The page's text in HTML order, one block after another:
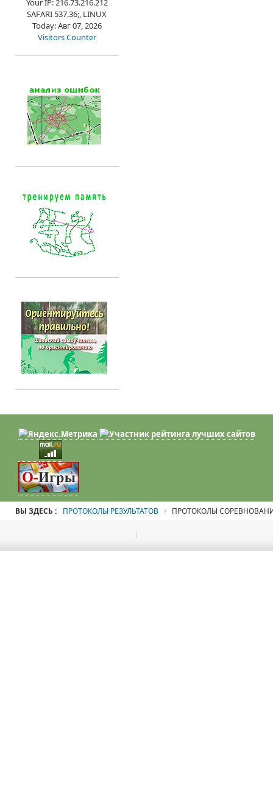
Your IP: 216.73.216.212
SAFARI 537.36;, LINUX
Today: Авг 07, 2026
Visitors Counter
ВЫ ЗДЕСЬ : ПРОТОКОЛЫ РЕЗУЛЬТАТОВ ПРОТОКОЛЫ